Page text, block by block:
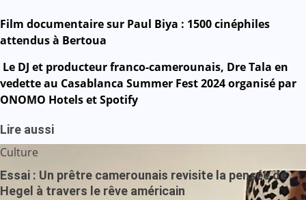
Mail
Navigation
l’article
Film documentaire sur Paul Biya : 1500 cinéphiles
attendus à Bertoua
Le DJ et producteur franco-camerounais, Dre Tala en
vedette au Casablanca Summer Fest 2024 organisé par
ONOMO Hotels et Spotify
Lire aussi
Culture
Essai : Un prêtre camerounais revisite la pensée de
Hegel à travers le rêve américain